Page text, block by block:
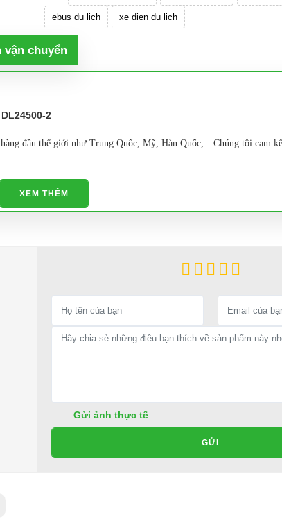
ebus du lich xe dien du lich
vận chuyển
hàng đầu thế giới như Trung Quốc, Mỹ, Hàn Quốc,…Chúng tôi cam
cuộc sống của chúng ta hiện nay
dưới đây:
12V45AH*2
1
40 Km
XEM THÊM
Gửi ảnh thực tế
GỬI